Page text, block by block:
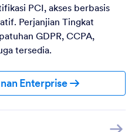
PCI, akses berbasis
Perjanjian Tingkat
GDPR, CCPA,
tersedia.
Enterprise